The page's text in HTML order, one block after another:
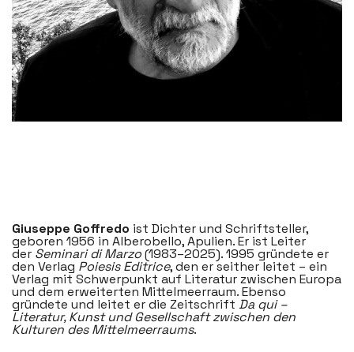
Giuseppe Goffredo ist Dichter und Schriftsteller,
geboren 1956 in Alberobello, Apulien. Er ist Leiter
der Seminari di Marzo(1983–2025). 1995 gründete er
den Verlag Poiesis Editrice, den er seither leitet – ein
Verlag mit Schwerpunkt auf Literatur zwischen Europa
und dem erweiterten Mittelmeerraum. Ebenso
gründete und leitet er die Zeitschrift Da qui –
Literatur, Kunst und Gesellschaft zwischen den
Kulturen des Mittelmeerraums.